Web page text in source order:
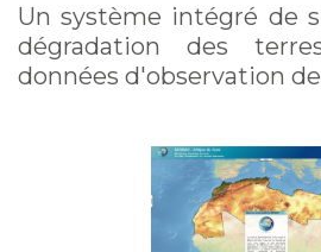
Un système intégré de
dégradation des
données d'observation